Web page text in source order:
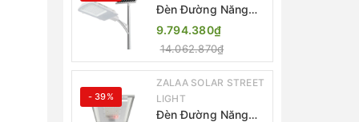
Đèn Đường Năng
Lượng Mặt Trời
Thông Minh Điều
Khiển MPPT ZL-
GMX01 ZALAA
9.794.380₫
14.062.870₫
- 39%
ZALAA SOLAR STREET
LIGHT
Đèn Đường Năng